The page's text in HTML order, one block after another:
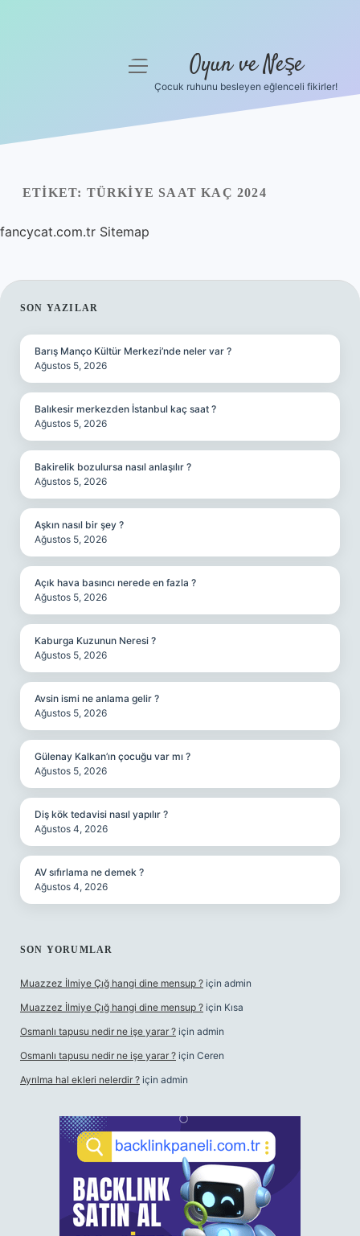
Yasal Uyarı
Hakkımızda
menüyü
Oyun ve Neşe
Çocuk ruhunu besleyen eğlenceli fikirler!
ETIKET: TÜRKIYE SAAT KAÇ 2024
fancycat.com.tr Sitemap
SIDEBAR
SON YAZILAR
Barış Manço Kültür Merkezi’nde neler var ?
Ağustos 5, 2026
Balıkesir merkezden İstanbul kaç saat ?
Ağustos 5, 2026
Bakirelik bozulursa nasıl anlaşılır ?
Ağustos 5, 2026
Aşkın nasıl bir şey ?
Ağustos 5, 2026
Açık hava basıncı nerede en fazla ?
Ağustos 5, 2026
Kaburga Kuzunun Neresi ?
Ağustos 5, 2026
Avsin ismi ne anlama gelir ?
Ağustos 5, 2026
Gülenay Kalkan’ın çocuğu var mı ?
Ağustos 5, 2026
Diş kök tedavisi nasıl yapılır ?
Ağustos 4, 2026
AV sıfırlama ne demek ?
Ağustos 4, 2026
SON YORUMLAR
Muazzez İlmiye Çığ hangi dine mensup ? için admin
Muazzez İlmiye Çığ hangi dine mensup ? için Kısa
Osmanlı tapusu nedir ne işe yarar ? için admin
Osmanlı tapusu nedir ne işe yarar ? için Ceren
Ayrılma hal ekleri nelerdir ? için admin